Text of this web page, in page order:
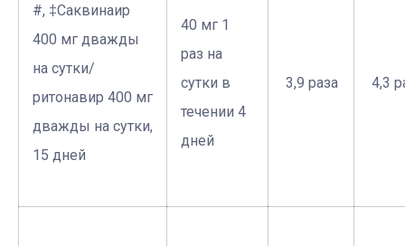
#, ‡Саквинаир
400 мг дважды
на сутки/
ритонавир 400 мг
дважды на сутки,
15 дней
40 мг 1
раз на
сутки в
течении 4
дней
­ 3,9 раза 4,3